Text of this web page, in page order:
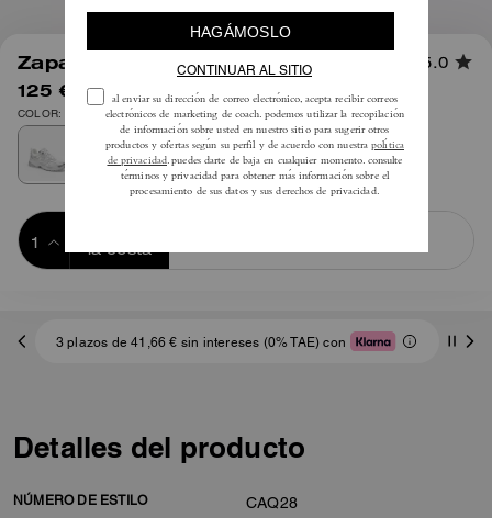
Zapatilla de malla 5.0
125 € 195 €
COLOR: Gris claro/Blanco óptico
la cesta
3 plazos de 41,66 € sin intereses (0% TAE) con
Detalles del producto
NÚMERO DE ESTILO CAQ28